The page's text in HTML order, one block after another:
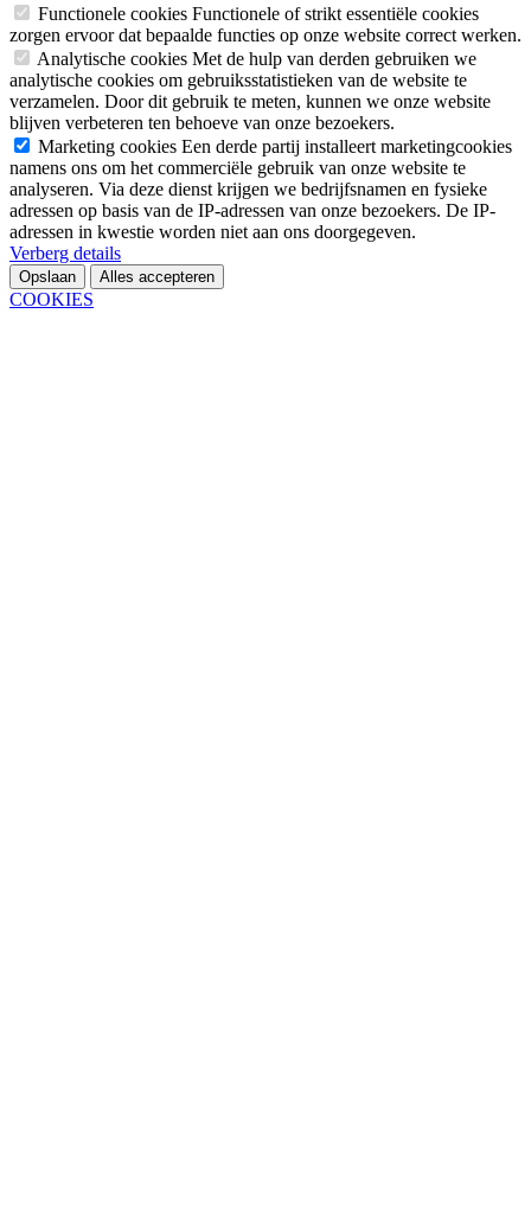
Functionele cookies Functionele of strikt essentiële cookies
zorgen ervoor dat bepaalde functies op onze website correct werken.
Analytische cookies Met de hulp van derden gebruiken we
analytische cookies om gebruiksstatistieken van de website te
verzamelen. Door dit gebruik te meten, kunnen we onze website
blijven verbeteren ten behoeve van onze bezoekers.
Marketing cookies Een derde partij installeert marketingcookies
namens ons om het commerciële gebruik van onze website te
analyseren. Via deze dienst krijgen we bedrijfsnamen en fysieke
adressen op basis van de IP-adressen van onze bezoekers. De IP-
adressen in kwestie worden niet aan ons doorgegeven.
Verberg details
Opslaan Alles accepteren
COOKIES